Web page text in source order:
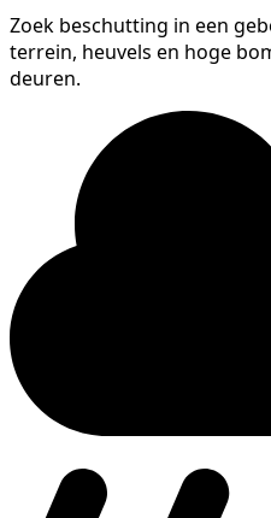
Zoek beschutting in een
terrein, heuvels en hoge
deuren.